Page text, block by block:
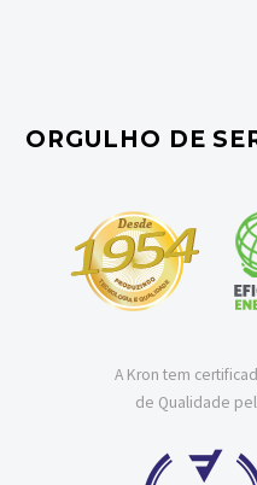
ORGULHO DE
A Kron tem
de Qualidade